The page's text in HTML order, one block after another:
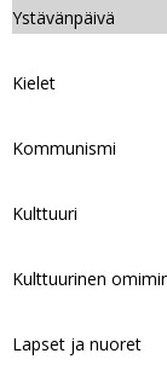
Ystävänpäivä
Kielet
Kommunismi
Kulttuuri
Kulttuurinen
Lapset ja nuoret